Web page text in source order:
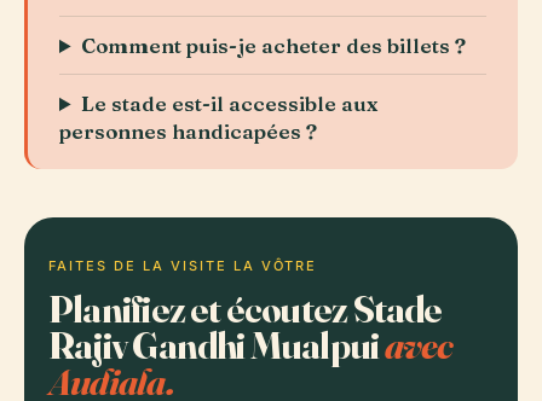
Comment puis-je acheter des billets ?
Le stade est-il accessible aux
personnes handicapées ?
FAITES DE LA VISITE LA VÔTRE
Planifiez et écoutez Stade
Rajiv Gandhi Mualpuiavec
Audiala.